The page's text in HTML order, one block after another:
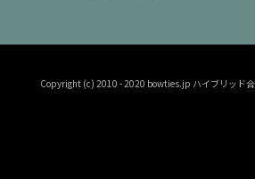
Copyright (c) 2010 - 2020 bowties.jp ハイブリッド